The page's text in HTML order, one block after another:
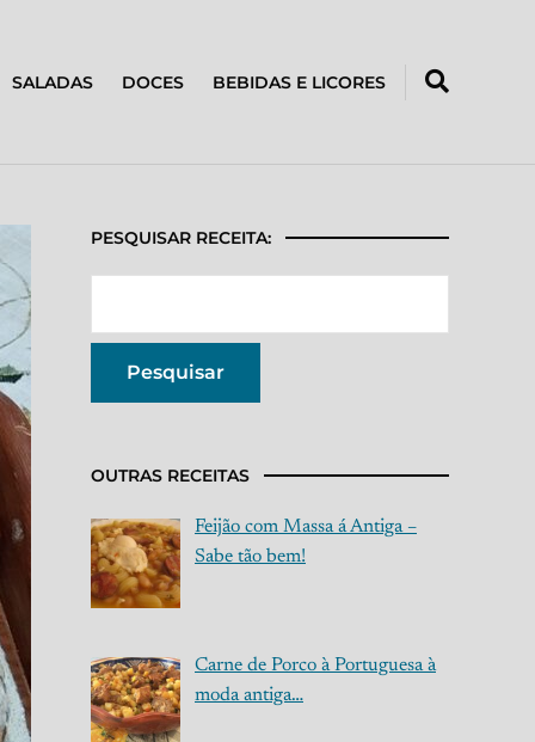
SALADAS DOCES BEBIDAS E LICORES
PESQUISAR RECEITA:
OUTRAS RECEITAS
Feijão com Massa á Antiga –
Sabe tão bem!
Carne de Porco à Portuguesa à
moda antiga…